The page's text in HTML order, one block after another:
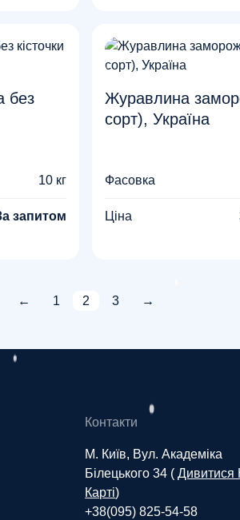
без
10 кг
запитом
Журавлина
сорт), Україна
Фасовка
Ціна
← 1 2 3 →
Контакти
М. Київ, Вул. Академіка
Білецького 34 (Дивитися
Карті)
+38(095) 825-54-58